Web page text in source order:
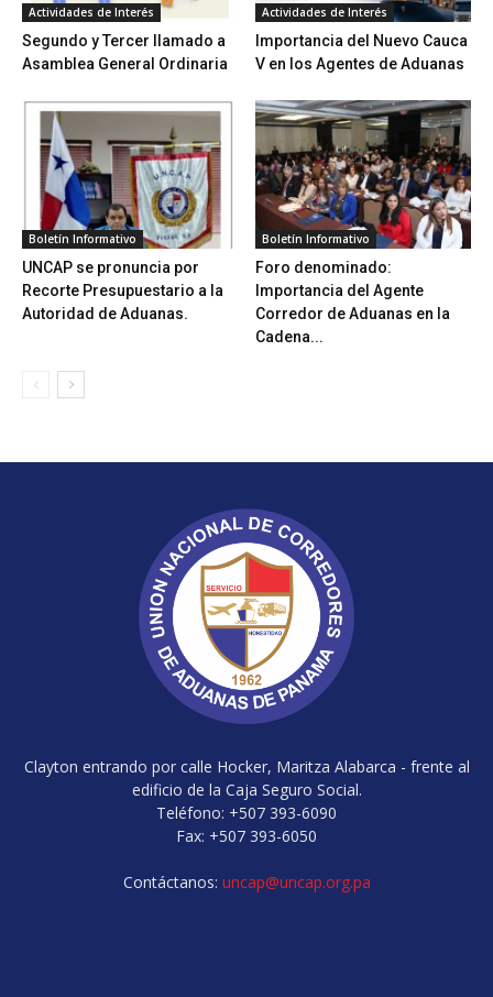
Actividades de Interés
Segundo y Tercer llamado a
Asamblea General Ordinaria
Actividades de Interés
Importancia del Nuevo Cauca
V en los Agentes de Aduanas
Boletín Informativo
UNCAP se pronuncia por
Recorte Presupuestario a la
Autoridad de Aduanas.
Boletín Informativo
Foro denominado:
Importancia del Agente
Corredor de Aduanas en la
Cadena...
Clayton entrando por calle Hocker, Maritza Alabarca - frente al
edificio de la Caja Seguro Social.
Teléfono: +507 393-6090
Fax: +507 393-6050
Contáctanos: uncap@uncap.org.pa